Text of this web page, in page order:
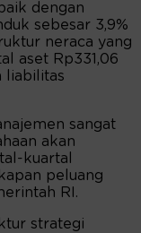
dengan
sebesar 3,9%
neraca yang
aset Rp331,06
liabilitas
sangat
akan
kuartal
peluang
RI.
strategi